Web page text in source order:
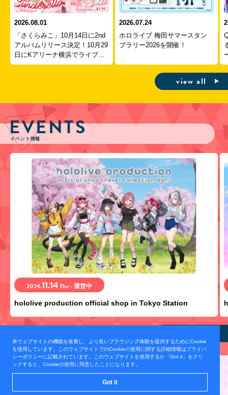
本ウェブサイトの機能を改善し、より良いブラウジング体験を提供するためにCookie
を使用しています。このウェブサイトでのCookieの使用に関する詳細情報はプライバ
シーポリシーに記載されています。このウェブサイトを使用するか「Got it」をクリ
ックすると、Cookieの使用に同意したことになります。
Got it
2026.08.01
「さくらみこ」10月14日に2nd
アルバムリリース決定！10月29
日にKアリーナ横浜でライブ開
催！
2026.07.24
ホロライブ 梅田サマースタン
プラリー2026を開催！
view all
EVENTS
イベント情報
2024.11.14Thu - 運営中
hololive production official shop in Tokyo Station
TALENT
所属タレント